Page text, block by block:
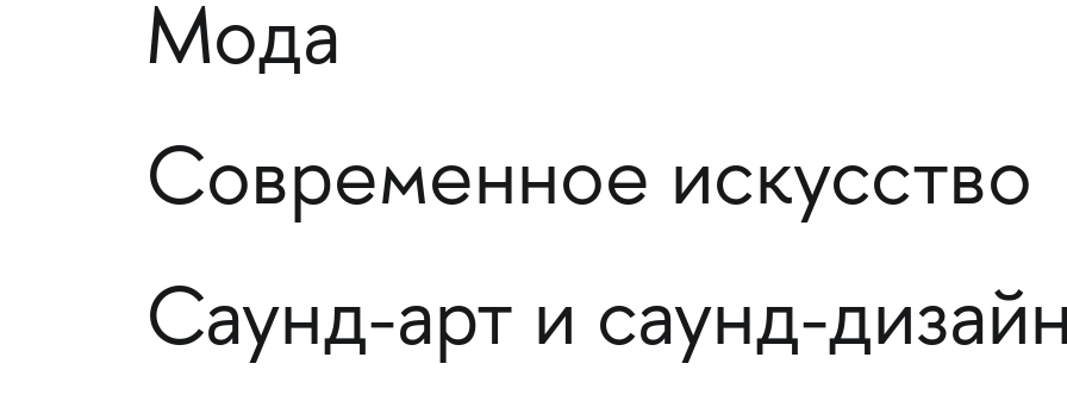
Мода
Современное искусство
Саунд-арт и саунд-